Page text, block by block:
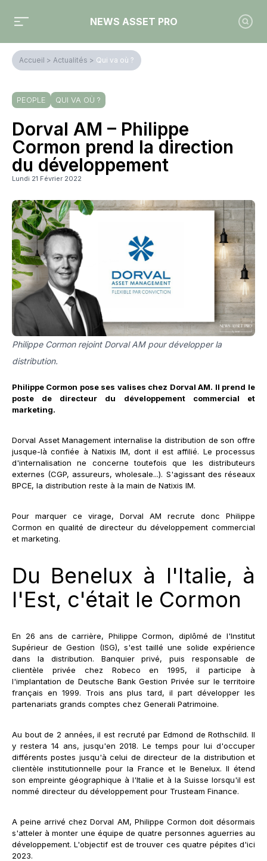
NEWS ASSET PRO
Accueil > Actualités > Qui va où ?
PEOPLE QUI VA OÙ ?
Dorval AM – Philippe
Cormon prend la direction
du développement
Lundi 21 Février 2022
Philippe Cormon rejoint Dorval AM pour développer la
distribution.
Philippe Cormon pose ses valises chez Dorval AM. Il prend le
poste de directeur du développement commercial et
marketing.
Dorval Asset Management internalise la distribution de son offre
jusque-là confiée à Natixis IM, dont il est affilié. Le processus
d'internalisation ne concerne toutefois que les distributeurs
externes (CGP, assureurs, wholesale...). S'agissant des réseaux
BPCE, la distribution reste à la main de Natixis IM.
Pour marquer ce virage, Dorval AM recrute donc Philippe
Cormon en qualité de directeur du développement commercial
et marketing.
Du Benelux à l'Italie, à
l'Est, c'était le Cormon
En 26 ans de carrière, Philippe Cormon, diplômé de l'Institut
Supérieur de Gestion (ISG), s'est taillé une solide expérience
dans la distribution. Banquier privé, puis responsable de
clientèle privée chez Robeco en 1995, il participe à
l'implantation de Deutsche Bank Gestion Privée sur le territoire
français en 1999. Trois ans plus tard, il part développer les
partenariats grands comptes chez Generali Patrimoine.
Au bout de 2 années, il est recruté par Edmond de Rothschild. Il
y restera 14 ans, jusqu'en 2018. Le temps pour lui d'occuper
différents postes jusqu'à celui de directeur de la distribution et
clientèle institutionnelle pour la France et le Benelux. Il étend
son empreinte géographique à l'Italie et à la Suisse lorsqu'il est
nommé directeur du développement pour Trusteam Finance.
A peine arrivé chez Dorval AM, Philippe Cormon doit désormais
s'atteler à monter une équipe de quatre personnes aguerries au
développement. L'objectif est de trouver ces quatre pépites d'ici
2023.